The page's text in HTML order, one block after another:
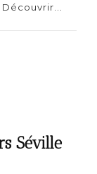
Découvrir...
Séville